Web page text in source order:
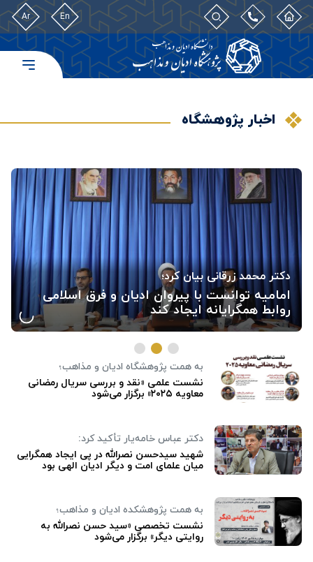
En
Ar
اخبار پژوهشگاه
دکتر محمد زرقانی بیان کرد؛
امامیه توانست با پیروان ادیان و فرق اسلامی
روابط همگرایانه ایجاد کند
به همت پژوهشگاه ادیان و مذاهب؛
نشست علمی «نقد و بررسی سریال رمضانی
معاویه ۲۰۲۵» برگزار می‌شود
دکتر عباس خامه‌یار تأکید کرد:
شهید سیدحسن نصرالله در پی ایجاد همگرایی
میان علمای امت و دیگر ادیان الهی بود
به همت پژوهشکده ادیان و مذاهب؛
نشست تخصصی «سید حسن نصرالله به
روایتی دیگر» برگزار می‌شود